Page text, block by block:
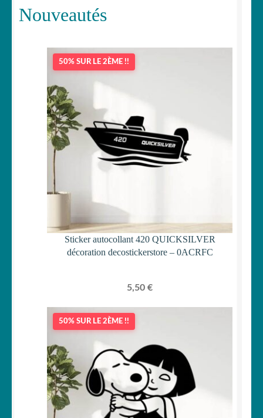
Nouveautés
50% SUR LE 2ÈME !!
Sticker autocollant 420 QUICKSILVER
décoration decostickerstore – 0ACRFC
5,50 €
50% SUR LE 2ÈME !!